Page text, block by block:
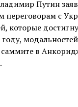
Путин
переговорам с
которые
в